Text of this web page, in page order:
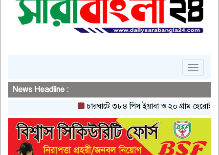
Toggle
News Headline :
চারঘাটে ৩৮৪ পিস ইয়াবা ও ২০ গ্রাম হেরোইনসহ